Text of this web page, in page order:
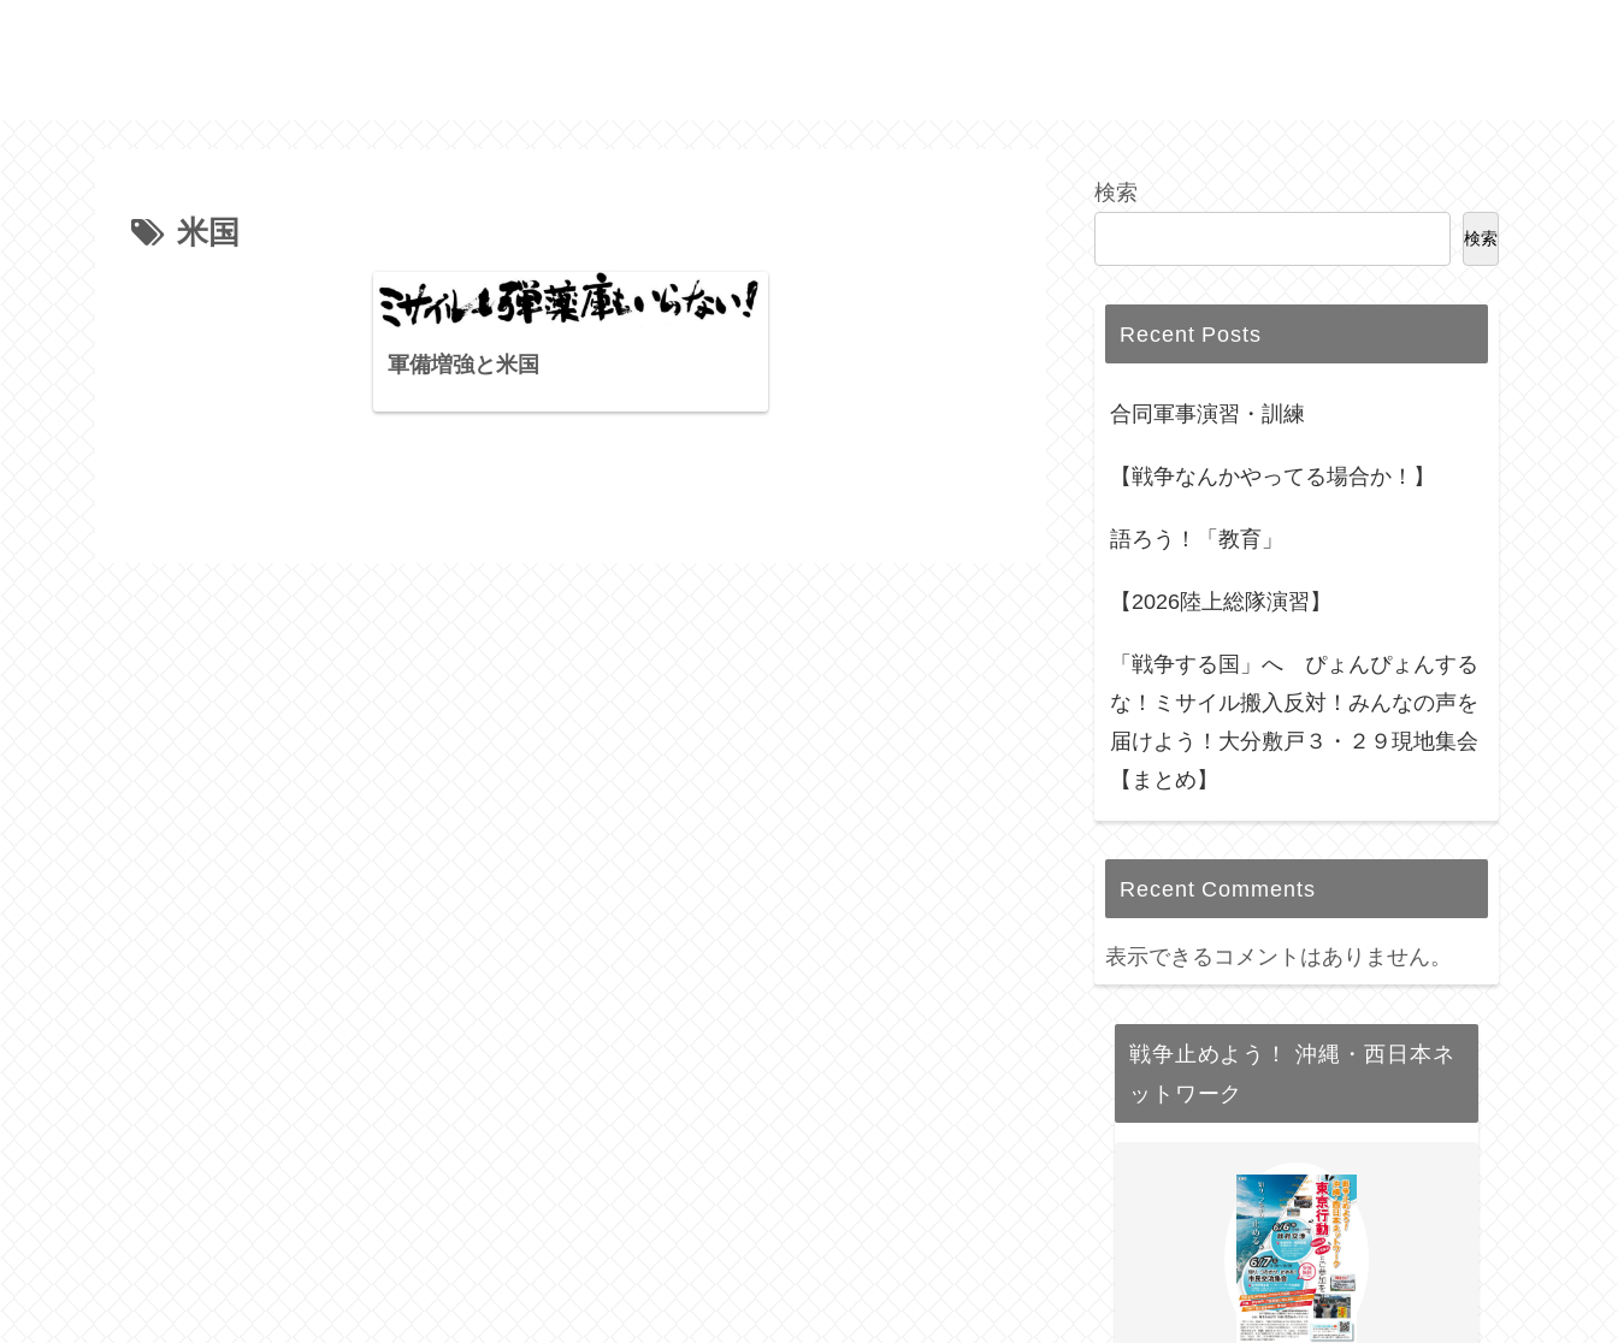
米国
軍備増強と米国
検索
検索
Recent Posts
合同軍事演習・訓練
【戦争なんかやってる場合か！】
語ろう！「教育」
【2026陸上総隊演習】
「戦争する国」へ ぴょんぴょんする
な！ミサイル搬入反対！みんなの声を
届けよう！大分敷戸３・２９現地集会
【まとめ】
Recent Comments
表示できるコメントはありません。
戦争止めよう！ 沖縄・西日本ネ
ットワーク